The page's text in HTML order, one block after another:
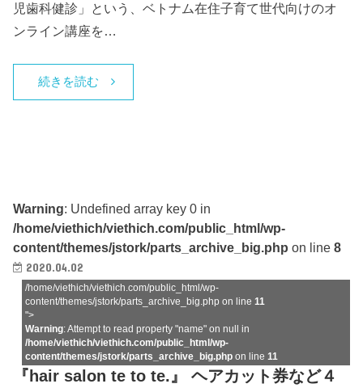
児歯科健診」という、ベトナム在住子育て世代向けのオ
ンライン講座を…
続きを読む
Warning: Undefined array key 0 in
/home/viethich/viethich.com/public_html/wp-
content/themes/jstork/parts_archive_big.php on line8
2020.04.02
/home/viethich/viethich.com/public_html/wp-
content/themes/jstork/parts_archive_big.php on line11
">
Warning: Attempt to read property "name" on null in
/home/viethich/viethich.com/public_html/wp-
content/themes/jstork/parts_archive_big.php on line11
『hair salon te to te.』 ヘアカット券など４